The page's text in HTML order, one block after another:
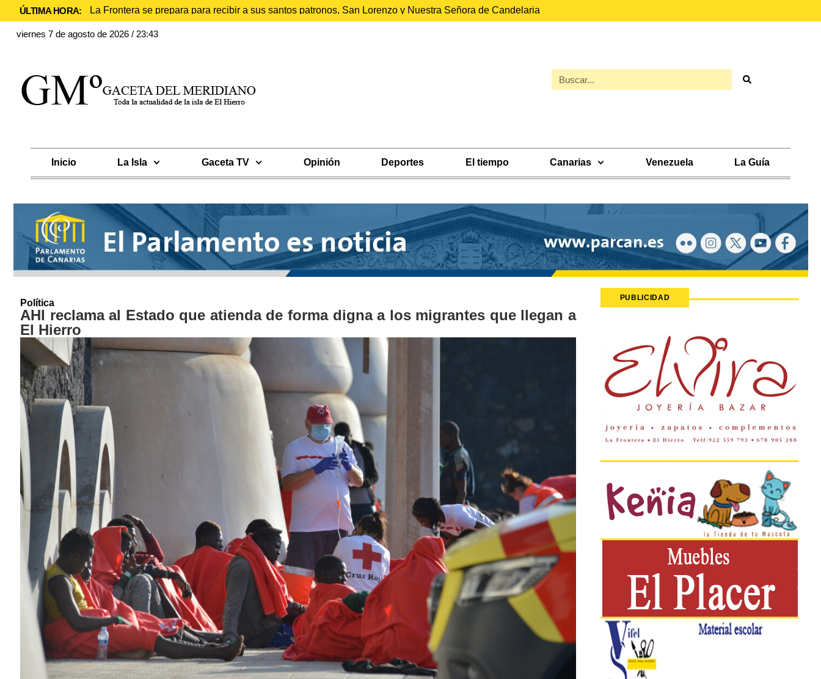
ÚLTIMA HORA: La Frontera se prepara para recibir a sus santos patronos, San Lorenzo y Nuestra Señora de Candelaria
viernes 7 de agosto de 2026 / 23:43
Inicio La Isla Gaceta TV Opinión Deportes El tiempo Canarias Venezuela La Guía
Política
AHI reclama al Estado que atienda de forma digna a los migrantes que llegan a
El Hierro
PUBLICIDAD